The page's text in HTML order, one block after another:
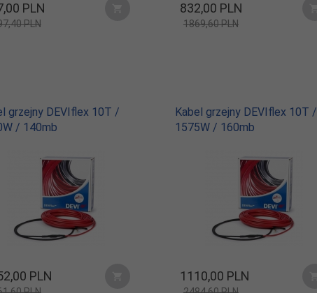
00 PLN
PLN
832,00 PLN
1869,60 PLN
grzejny DEVIflex 10T /
/ 140mb
00 PLN
Kabel grzejny DEVIflex 10T /
1575W / 160mb
1110,00 PLN